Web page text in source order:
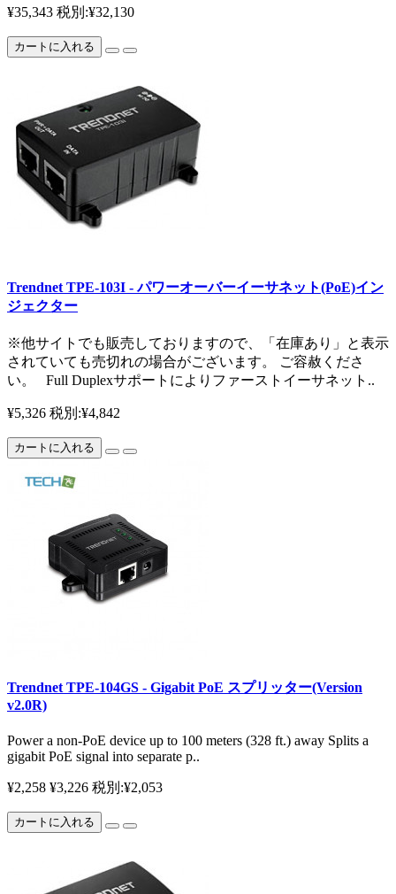
¥35,343 税別:¥32,130
カートに入れる
Trendnet TPE-103I - パワーオーバーイーサネット(PoE)イン
ジェクター
※他サイトでも販売しておりますので、「在庫あり」と表示
されていても売切れの場合がございます。 ご容赦くださ
い。 Full Duplexサポートによりファーストイーサネット..
¥5,326 税別:¥4,842
カートに入れる
Trendnet TPE-104GS - Gigabit PoE スプリッター(Version
v2.0R)
Power a non-PoE device up to 100 meters (328 ft.) away Splits a
gigabit PoE signal into separate p..
¥2,258 ¥3,226 税別:¥2,053
カートに入れる